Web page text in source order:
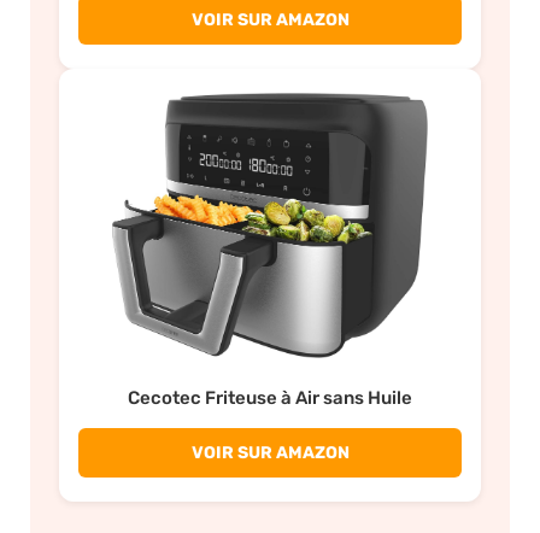
VOIR SUR AMAZON
Cecotec Friteuse à Air sans Huile
VOIR SUR AMAZON